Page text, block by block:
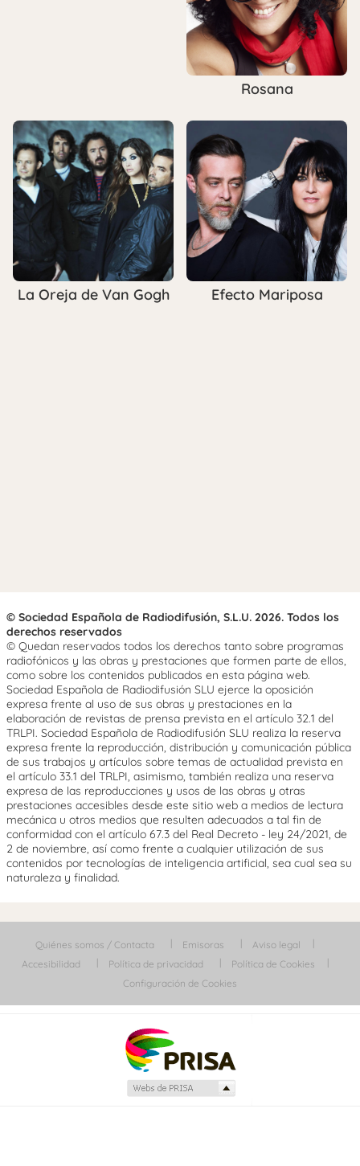
Rosana
La Oreja de Van Gogh Efecto Mariposa
© Sociedad Española de Radiodifusión, S.L.U. 2026. Todos los
derechos reservados
© Quedan reservados todos los derechos tanto sobre programas
radiofónicos y las obras y prestaciones que formen parte de ellos,
como sobre los contenidos publicados en esta página web.
Sociedad Española de Radiodifusión SLU ejerce la oposición
expresa frente al uso de sus obras y prestaciones en la
elaboración de revistas de prensa prevista en el artículo 32.1 del
TRLPI. Sociedad Española de Radiodifusión SLU realiza la reserva
expresa frente la reproducción, distribución y comunicación pública
de sus trabajos y artículos sobre temas de actualidad prevista en
el artículo 33.1 del TRLPI, asimismo, también realiza una reserva
expresa de las reproducciones y usos de las obras y otras
prestaciones accesibles desde este sitio web a medios de lectura
mecánica u otros medios que resulten adecuados a tal fin de
conformidad con el artículo 67.3 del Real Decreto - ley 24/2021, de
2 de noviembre, así como frente a cualquier utilización de sus
contenidos por tecnologías de inteligencia artificial, sea cual sea su
naturaleza y finalidad.
Quiénes somos / Contacta Emisoras
Aviso legal
Accesibilidad
Política de privacidad
Política de Cookies
Configuración de Cookies